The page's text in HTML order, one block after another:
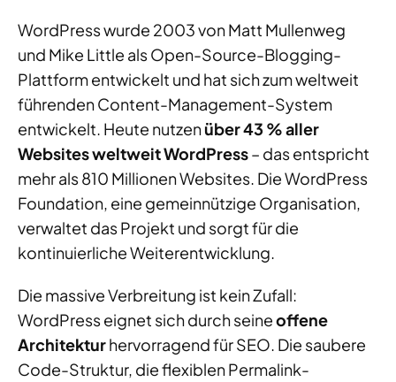
WordPress wurde 2003 von Matt Mullenweg
und Mike Little als Open-Source-Blogging-
Plattform entwickelt und hat sich zum weltweit
führenden Content-Management-System
entwickelt. Heute nutzenüber 43 % aller
Websites weltweit WordPress– das entspricht
mehr als 810 Millionen Websites. Die WordPress
Foundation, eine gemeinnützige Organisation,
verwaltet das Projekt und sorgt für die
kontinuierliche Weiterentwicklung.
Die massive Verbreitung ist kein Zufall:
WordPress eignet sich durch seineoffene
Architekturhervorragend für SEO. Die saubere
Code-Struktur, die flexiblen Permalink-